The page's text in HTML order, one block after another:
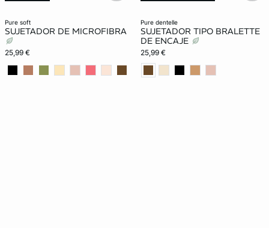
pure soft
SUJETADOR DE MICROFIBRA
25,99 €
New in
pure dentelle
SUJETADOR TIPO BRALETTE
DE ENCAJE
25,99 €